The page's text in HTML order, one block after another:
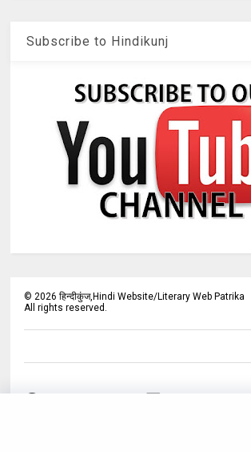
Subscribe to Hindikunj
©2026 हिन्दीकुंज,Hindi Website/Literary Web Patrika
All rights reserved.